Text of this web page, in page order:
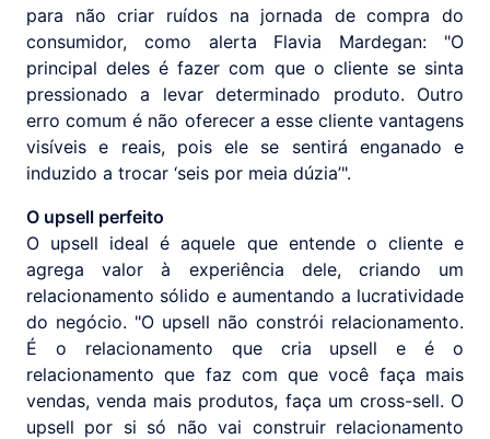
para não criar ruídos na jornada de compra do
consumidor, como alerta Flavia Mardegan: "O
principal deles é fazer com que o cliente se sinta
pressionado a levar determinado produto. Outro
erro comum é não oferecer a esse cliente vantagens
visíveis e reais, pois ele se sentirá enganado e
induzido a trocar ‘seis por meia dúzia’".
O upsell perfeito
O upsell ideal é aquele que entende o cliente e
agrega valor à experiência dele, criando um
relacionamento sólido e aumentando a lucratividade
do negócio. "O upsell não constrói relacionamento.
É o relacionamento que cria upsell e é o
relacionamento que faz com que você faça mais
vendas, venda mais produtos, faça um cross-sell. O
upsell por si só não vai construir relacionamento